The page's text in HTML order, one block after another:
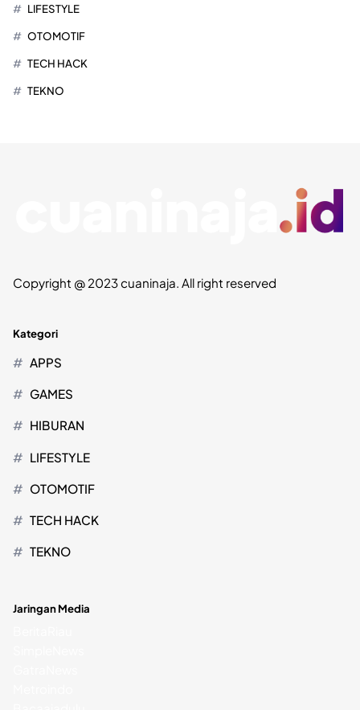
LIFESTYLE
OTOMOTIF
TECH HACK
TEKNO
Copyright @ 2023 cuaninaja. All right reserved
Kategori
APPS
GAMES
HIBURAN
LIFESTYLE
OTOMOTIF
TECH HACK
TEKNO
Jaringan Media